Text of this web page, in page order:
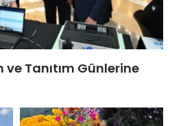
ve Tanıtım Günlerine